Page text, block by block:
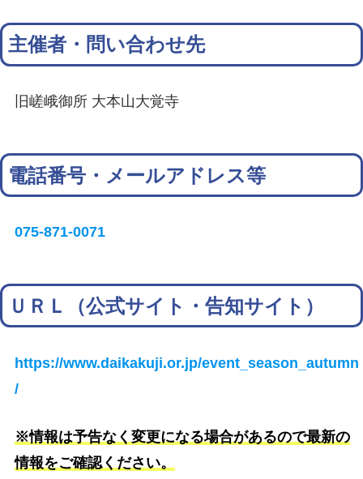
主催者・問い合わせ先
旧嵯峨御所 大本山大覚寺
電話番号・メールアドレス等
075-871-0071
ＵＲＬ（公式サイト・告知サイト）
https://www.daikakuji.or.jp/event_season_autumn
/
※情報は予告なく変更になる場合があるので最新の
情報をご確認ください。